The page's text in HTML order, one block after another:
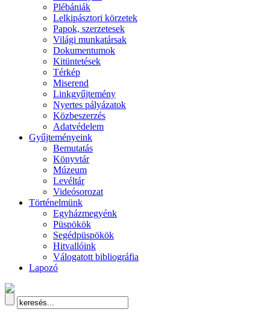
Plébániák
Lelkipásztori körzetek
Papok, szerzetesek
Világi munkatársak
Dokumentumok
Kitüntetések
Térkép
Miserend
Linkgyűjtemény
Nyertes pályázatok
Közbeszerzés
Adatvédelem
Gyűjteményeink
Bemutatás
Könyvtár
Múzeum
Levéltár
Videósorozat
Történelmünk
Egyházmegyénk
Püspökök
Segédpüspökök
Hitvallóink
Válogatott bibliográfia
Lapozó